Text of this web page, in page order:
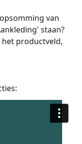
van
staan?
productveld,